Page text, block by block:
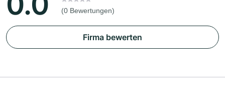
(0 Bewertungen)
Firma bewerten